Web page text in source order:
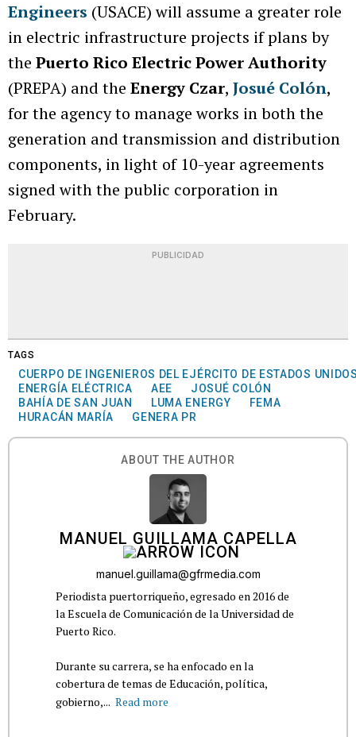
Engineers (USACE) will assume a greater role
in electric infrastructure projects if plans by
the Puerto Rico Electric Power Authority
(PREPA) and the Energy Czar, Josué Colón,
for the agency to manage works in both the
generation and transmission and distribution
components, in light of 10-year agreements
signed with the public corporation in
February.
PUBLICIDAD
TAGS
CUERPO DE INGENIEROS DEL EJÉRCITO DE ESTADOS
ENERGÍA ELÉCTRICA
AEE
JOSUÉ COLÓN
BAHÍA DE SAN JUAN
LUMA ENERGY
FEMA
HURACÁN MARÍA
GENERA PR
ABOUT THE AUTHOR
MANUEL GUILLAMA CAPELLA
manuel.guillama@gfrmedia.com
Periodista puertorriqueño, egresado en 2016 de
la Escuela de Comunicación de la Universidad de
Puerto Rico.
Durante su carrera, se ha enfocado en la
cobertura de temas de Educación, política,
gobierno,... Read more